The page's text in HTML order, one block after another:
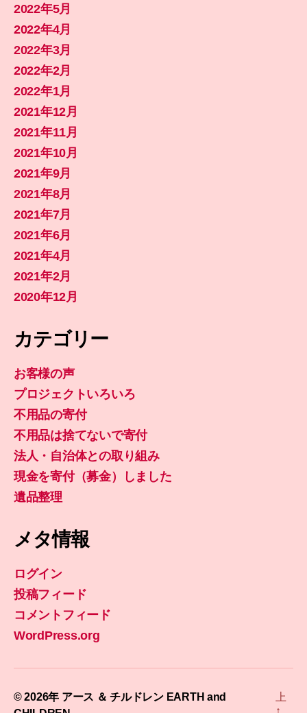
2022年5月
2022年4月
2022年3月
2022年2月
2022年1月
2021年12月
2021年11月
2021年10月
2021年9月
2021年8月
2021年7月
2021年6月
2021年4月
2021年2月
2020年12月
カテゴリー
お客様の声
プロジェクトいろいろ
不用品の寄付
不用品は捨てないで寄付
法人・自治体との取り組み
現金を寄付（募金）しました
遺品整理
メタ情報
ログイン
投稿フィード
コメントフィード
WordPress.org
© 2026年 アース ＆ チルドレン EARTH and
上
↑